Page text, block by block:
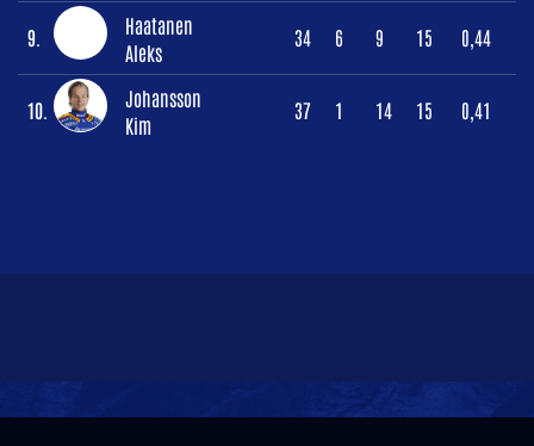
9.
Haatanen
Aleks
34 6 9 15 0,44
10.
Johansson
Kim
37 1 14 15 0,41